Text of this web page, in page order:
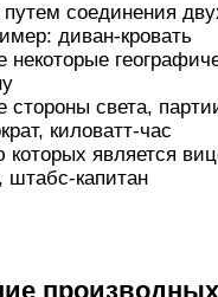
соединения
диван-кровать
стороны света,
киловатт-час
которых является
штабс-капитан